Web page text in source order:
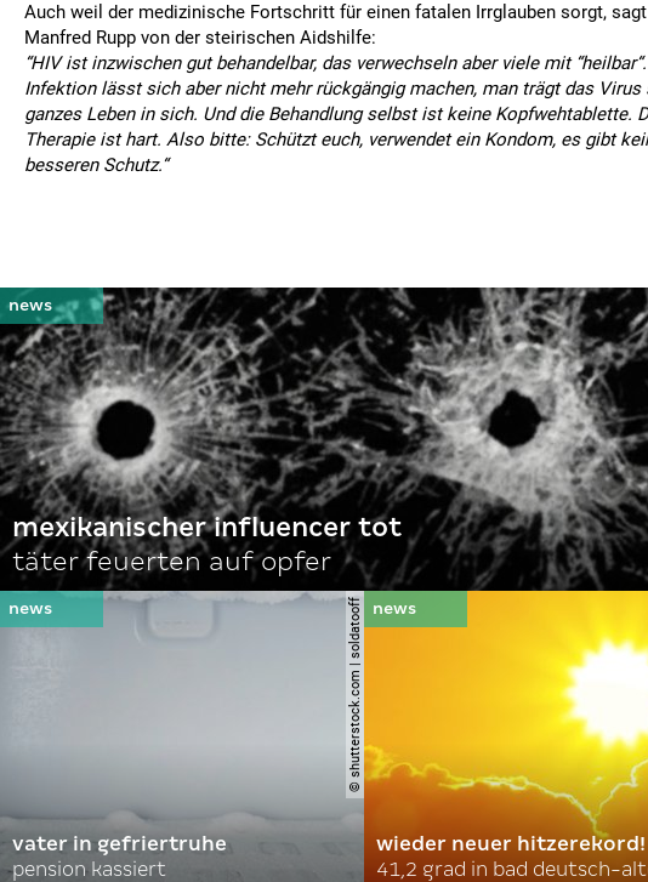
Auch weil der medizinische Fortschritt für einen fatalen Irrglauben sorgt, sagt
Manfred Rupp von der steirischen Aidshilfe:
“HIV ist inzwischen gut behandelbar, das verwechseln aber viele mit
Infektion lässt sich aber nicht mehr rückgängig machen, man trägt das Virus
ganzes Leben in sich. Und die Behandlung selbst ist keine Kopfwehtablette.
Therapie ist hart. Also bitte: Schützt euch, verwendet ein Kondom, es gibt
besseren Schutz.“
mexikanischer influencer tot
täter feuerten auf opfer
© shutterstock.com | soldatooff
vater in gefriertruhe
pension kassiert
wieder neuer hitzerekord!
41,2 grad in bad deutsch-